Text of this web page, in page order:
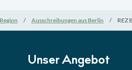
Region Ausschreibungen aus Berlin REZ
Unser Angebot